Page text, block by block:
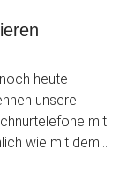
heute
unsere
mit
wie mit dem
wenn man ein